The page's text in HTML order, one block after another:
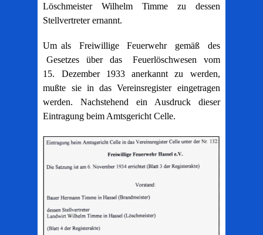
Löschmeister Wilhelm Timme zu dessen
Stellvertreter ernannt.
Um als Freiwillige Feuerwehr gemäß des
Gesetzes über das Feuerlöschwesen vom
15. Dezember 1933 anerkannt zu werden,
mußte sie in das Vereinsregister eingetragen
werden. Nachstehend ein Ausdruck dieser
Eintragung beim Amtsgericht Celle.